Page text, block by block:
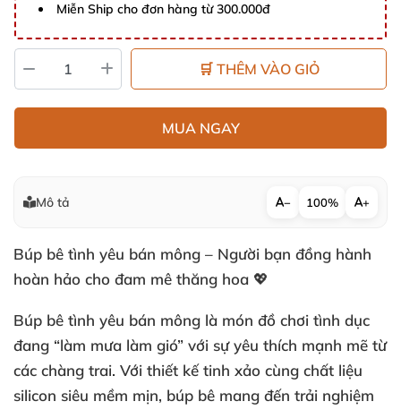
Miễn Ship cho đơn hàng từ 300.000đ
🛒 THÊM VÀO GIỎ
MUA NGAY
Mô tả − 100% +
Búp bê tình yêu bán mông – Người bạn đồng hành
hoàn hảo cho đam mê thăng hoa 💖
Búp bê tình yêu bán mông là món đồ chơi tình dục
đang “làm mưa làm gió” với sự yêu thích mạnh mẽ từ
các chàng trai. Với thiết kế tinh xảo cùng chất liệu
silicon siêu mềm mịn, búp bê mang đến trải nghiệm